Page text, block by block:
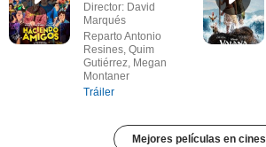
Director: David
Marqués
Reparto Antonio
Resines, Quim
Gutiérrez, Megan
Montaner
Tráiler
Mejores películas en cines